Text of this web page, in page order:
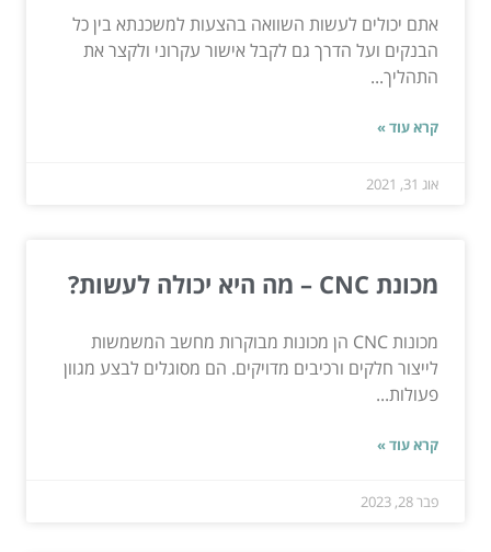
אתם יכולים לעשות השוואה בהצעות למשכנתא בין כל
הבנקים ועל הדרך גם לקבל אישור עקרוני ולקצר את
התהליך...
קרא עוד »
אוג 31, 2021
מכונת CNC – מה היא יכולה לעשות?
מכונות CNC הן מכונות מבוקרות מחשב המשמשות
לייצור חלקים ורכיבים מדויקים. הם מסוגלים לבצע מגוון
פעולות...
קרא עוד »
פבר 28, 2023